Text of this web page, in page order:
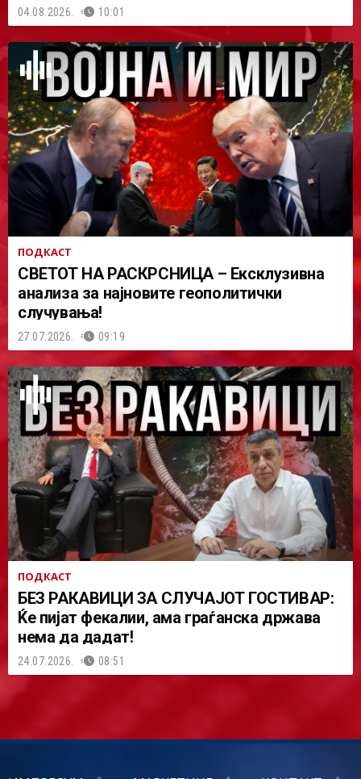
04.08.2026. 10:01
ПОДКАСТ
СВЕТОТ НА РАСКРСНИЦА – Ексклузивна
анализа за најновите геополитички
случувања!
27.07.2026. 09:19
ПОДКАСТ
БЕЗ РАКАВИЦИ ЗА СЛУЧАЈОТ ГОСТИВАР:
Ќе пијат фекалии, ама граѓанска држава
нема да дадат!
24.07.2026. 08:51